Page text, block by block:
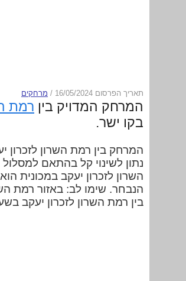
תאריך הפרסום 16/05/2024 / מרחקים
המרחק המדויק בין רמת
בקו ישר.
נתון לשינוי קל בהתאם
הנבחר. שימו לב: באזור רמת
בין רמת השרון לזכרון יעקב